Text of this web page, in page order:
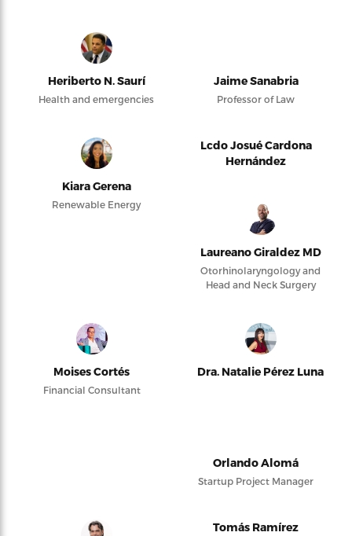
Heriberto N. Saurí
Health and emergencies
Jaime Sanabria
Professor of Law
Kiara Gerena
Renewable Energy
Lcdo Josué Cardona
Hernández
Laureano Giraldez MD
Otorhinolaryngology and
Head and Neck Surgery
Moises Cortés
Financial Consultant
Dra. Natalie Pérez Luna
Orlando Alomá
Startup Project Manager
Tomás Ramírez